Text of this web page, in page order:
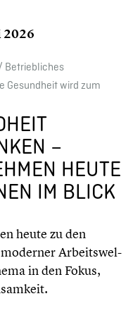
2026
Betrieb­li­ches
Gesund­heit wird zum
–
HEUTE
IM BLICK
heute zu den
Arbeits­wel­
in den Fokus,